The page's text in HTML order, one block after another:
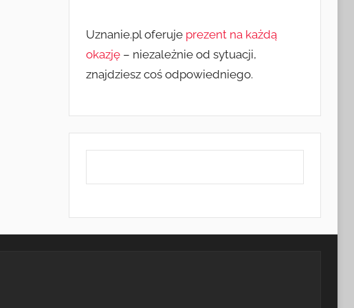
Uznanie.pl oferuje prezent na każdą
okazję– niezależnie od sytuacji,
znajdziesz coś odpowiedniego.